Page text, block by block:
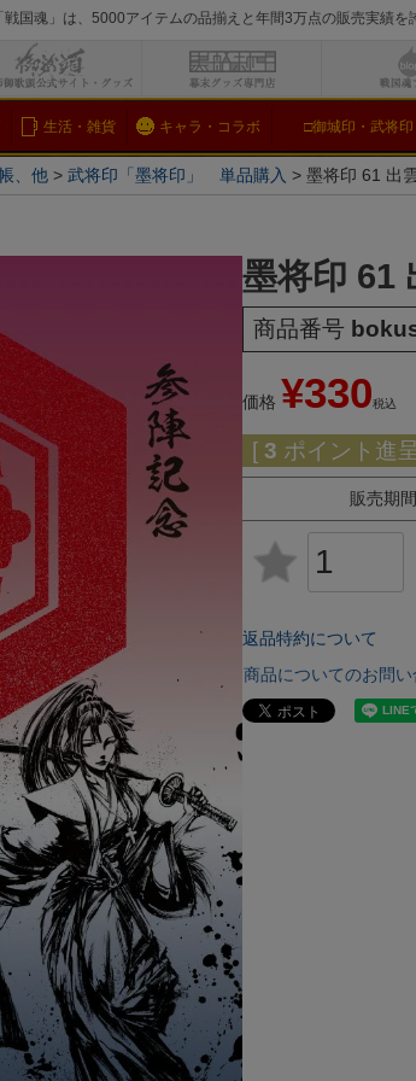
国魂」は、5000アイテムの品揃えと年間3万点の販売実績
検索
生活・雑貨 キャラ・コラボ □御城印・武将印
、他 武将印「墨将印」 単品購入 墨将印 61 出
墨将印 61
商品番号
価格 ¥330税込
[ 3 ポイント進
販売期間
返品特約について
商品についてのお問